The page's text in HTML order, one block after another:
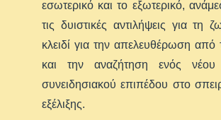
εσωτερικό και το εξωτερικό,
τις δυιστικές αντιλήψεις για τη
κλειδί για την απελευθέρωση από
και την αναζήτηση ενός νέου
συνειδησιακού επιπέδου στο
εξέλιξης.